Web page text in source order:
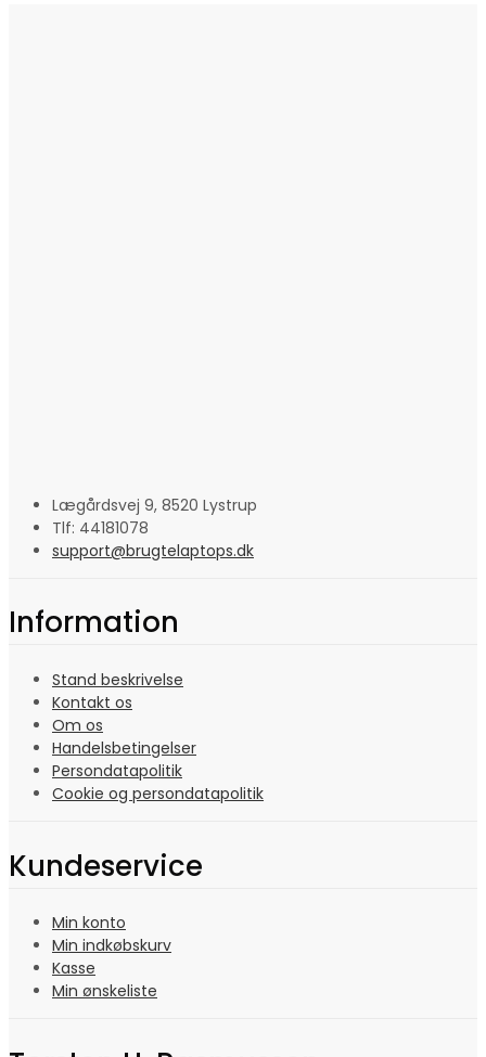
Lægårdsvej 9, 8520 Lystrup
Tlf: 44181078
support@brugtelaptops.dk
Information
Stand beskrivelse
Kontakt os
Om os
Handelsbetingelser
Persondatapolitik
Cookie og persondatapolitik
Kundeservice
Min konto
Min indkøbskurv
Kasse
Min ønskeliste